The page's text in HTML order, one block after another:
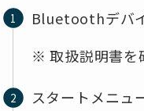
Bluetoothデバ
※ 取扱説明書を
スタートメニュ